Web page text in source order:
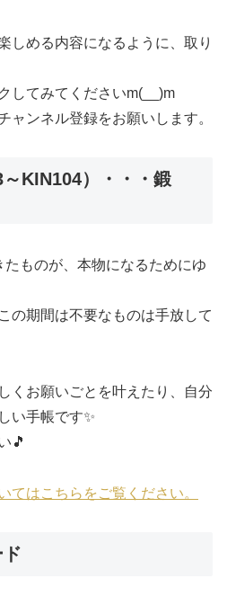
しめる内容になるように、取り
してみてくださいm(__)m
ャンネル登録をお願いします。
KIN104）・・・鍛
ものが、本物になるためにゆ
の期間は不要なものは手放して
くお願いごとを叶えたり、自分
い手帳です✨
🎵
てはこちらをご覧ください。